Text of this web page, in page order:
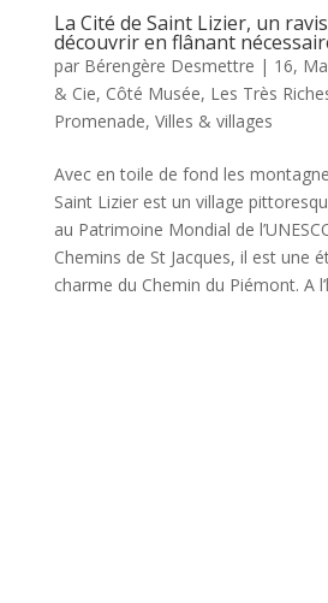
La Cité de Saint Lizier, un
découvrir en flânant
par Bérengère Desmettre | 16,
& Cie, Côté Musée, Les Très
Promenade, Villes & villages
Avec en toile de fond les
Saint Lizier est un village
au Patrimoine Mondial de
Chemins de St Jacques, il est une
charme du Chemin du Piémont. A